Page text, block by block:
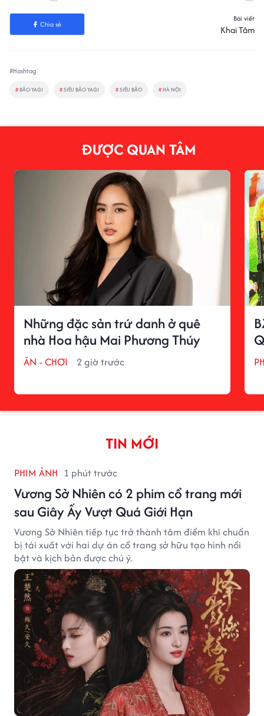
Chia sẻ
Bài viết
Khai Tâm
#Hashtag
# BÃO YAGI #SIÊU BÃO YAGI #SIÊU BÃO # HÀ NỘI
ĐƯỢC QUAN TÂM
Những đặc sản trứ danh ở quê
nhà Hoa hậu Mai Phương Thúy
ĂN - CHƠI 2 giờ trước
TIN MỚI
PHIM ẢNH 1 phút trước
Vương Sở Nhiên có 2 phim cổ trang mới
sau Giây Ấy Vượt Quá Giới Hạn
Vương Sở Nhiên tiếp tục trở thành tâm điểm khi chuẩn
bị tái xuất với hai dự án cổ trang sở hữu tạo hình nổi
bật và kịch bản được chú ý.